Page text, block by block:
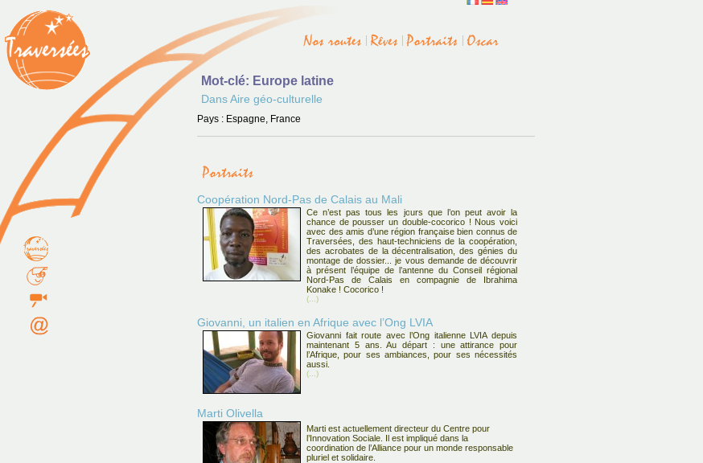
Mot-clé: Europe latine
Dans Aire géo-culturelle
Pays : Espagne, France
Coopération Nord-Pas de Calais au Mali
Ce n’est pas tous les jours que l’on peut avoir la
chance de pousser un double-cocorico ! Nous voici
avec des amis d’une région française bien connus de
Traversées, des haut-techniciens de la coopération,
des acrobates de la décentralisation, des génies du
montage de dossier... je vous demande de découvrir
à présent l’équipe de l’antenne du Conseil régional
Nord-Pas de Calais en compagnie de Ibrahima
Konake ! Cocorico !
(...)
Giovanni, un italien en Afrique avec l’Ong LVIA
Giovanni fait route avec l’Ong italienne LVIA depuis
maintenant 5 ans. Au départ : une attirance pour
l’Afrique, pour ses ambiances, pour ses nécessités
aussi.
(...)
Marti Olivella
Marti est actuellement directeur du Centre pour
l’Innovation Sociale. Il est impliqué dans la
coordination de l’Alliance pour un monde responsable
pluriel et solidaire.